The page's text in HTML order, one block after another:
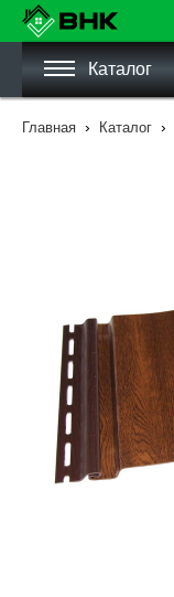
Каталог
Главная › Каталог ›